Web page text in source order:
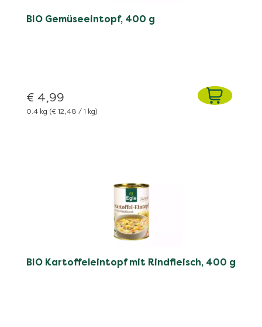
BIO Gemüseeintopf, 400 g
€ 4,99
0.4 kg (€ 12,48 / 1 kg)
BIO Kartoffeleintopf mit Rindfleisch, 400 g